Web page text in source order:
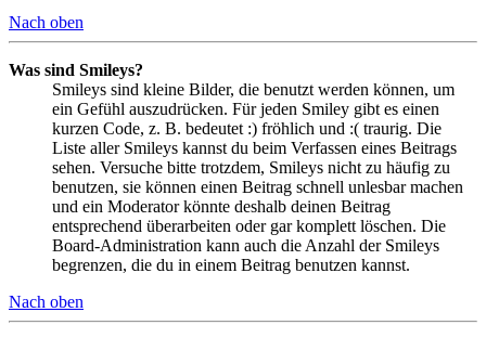
Nach oben
Was sind Smileys?
Smileys sind kleine Bilder, die benutzt werden können, um
ein Gefühl auszudrücken. Für jeden Smiley gibt es einen
kurzen Code, z. B. bedeutet :) fröhlich und :( traurig. Die
Liste aller Smileys kannst du beim Verfassen eines Beitrags
sehen. Versuche bitte trotzdem, Smileys nicht zu häufig zu
benutzen, sie können einen Beitrag schnell unlesbar machen
und ein Moderator könnte deshalb deinen Beitrag
entsprechend überarbeiten oder gar komplett löschen. Die
Board-Administration kann auch die Anzahl der Smileys
begrenzen, die du in einem Beitrag benutzen kannst.
Nach oben